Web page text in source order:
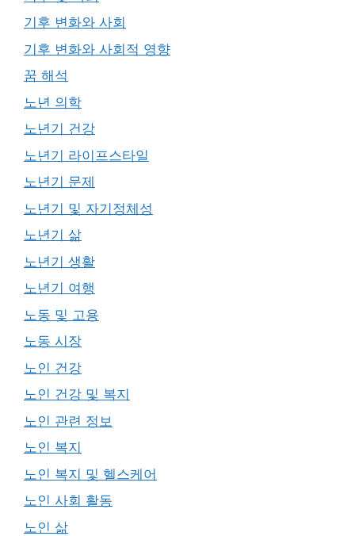
기후 변화와 사회
기후 변화와 사회적 영향
꿈 해석
노년 의학
노년기 건강
노년기 라이프스타일
노년기 문제
노년기 및 자기정체성
노년기 삶
노년기 생활
노년기 여행
노동 및 고용
노동 시장
노인 건강
노인 건강 및 복지
노인 관련 정보
노인 복지
노인 복지 및 헬스케어
노인 사회 활동
노인 삶